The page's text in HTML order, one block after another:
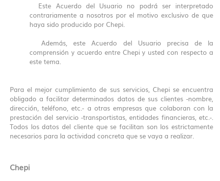
Este Acuerdo del Usuario no podrá ser interpretado
contrariamente a nosotros por el motivo exclusivo de que
haya sido producido por Chepi.
Además, este Acuerdo del Usuario precisa de la
comprensión y acuerdo entre Chepi y usted con respecto a
este tema.
Para el mejor cumplimiento de sus servicios, Chepi se encuentra
obligado a facilitar determinados datos de sus clientes -nombre,
dirección, teléfono, etc.- a otras empresas que colaboran con la
prestación del servicio -transportistas, entidades financieras, etc.-.
Todos los datos del cliente que se facilitan son los estrictamente
necesarios para la actividad concreta que se vaya a realizar.
Chepi